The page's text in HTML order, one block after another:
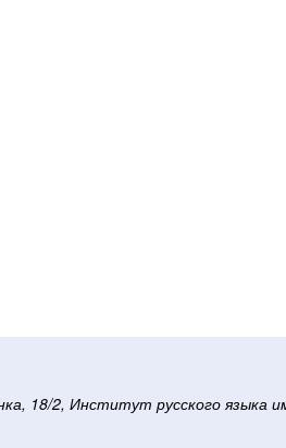
18/2, Институт русского языка